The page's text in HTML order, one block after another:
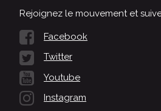
Rejoignez le mouvement et
Facebook
Twitter
Youtube
Instagram